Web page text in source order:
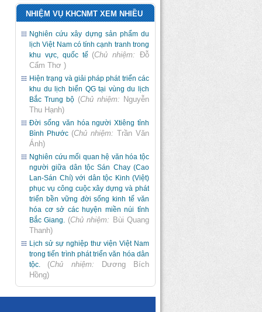
NHIỆM VỤ KHCNMT XEM NHIỀU
Nghiên cứu xây dựng sản phẩm du
lịch Việt Nam có tính cạnh tranh trong
khu vực, quốc tế (Chủ nhiệm:
Đỗ
Cẩm Thơ )
Hiện trạng và giải pháp phát triển các
khu du lịch biển QG tại vùng du lịch
Bắc Trung bộ (Chủ nhiệm: Nguyễn
Thu Hạnh)
Đời sống văn hóa người Xtiêng tỉnh
Bình Phước (Chủ nhiệm: Trần Văn
Ánh)
Nghiên cứu mối quan hệ văn hóa tộc
người giữa dân tộc Sán Chay (Cao
Lan-Sán Chí) với dân tộc Kinh (Việt)
phục vụ công cuộc xây dựng và phát
triển bền vững đời sống kinh tế văn
hóa cơ sở các huyện miền núi tỉnh
Bắc Giang. (Chủ nhiệm: Bùi Quang
Thanh)
Lịch sử sự nghiệp thư viện Việt Nam
trong tiến trình phát triển văn hóa dân
tộc.
(Chủ nhiệm:
Dương Bích
Hồng)